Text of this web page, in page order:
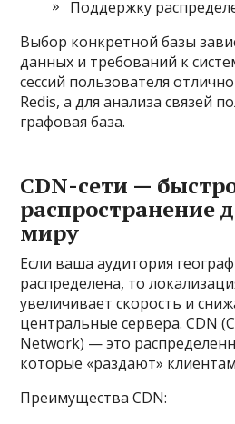
Поддержку
Выбор конкретной базы
данных и требований к
сессий пользователя
Redis, а для анализа связей
графовая база.
CDN-сети —
распространение
миру
Если ваша аудитория
распределена, то
увеличивает скорость и
центральные сервера. CDN
Network) — это
которые «раздают»
Преимущества CDN: